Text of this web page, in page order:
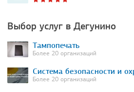
Выбор услуг в Дегунино
Тампопечать
Более 20 организаций
Система безопасности и
Более 20 организаций